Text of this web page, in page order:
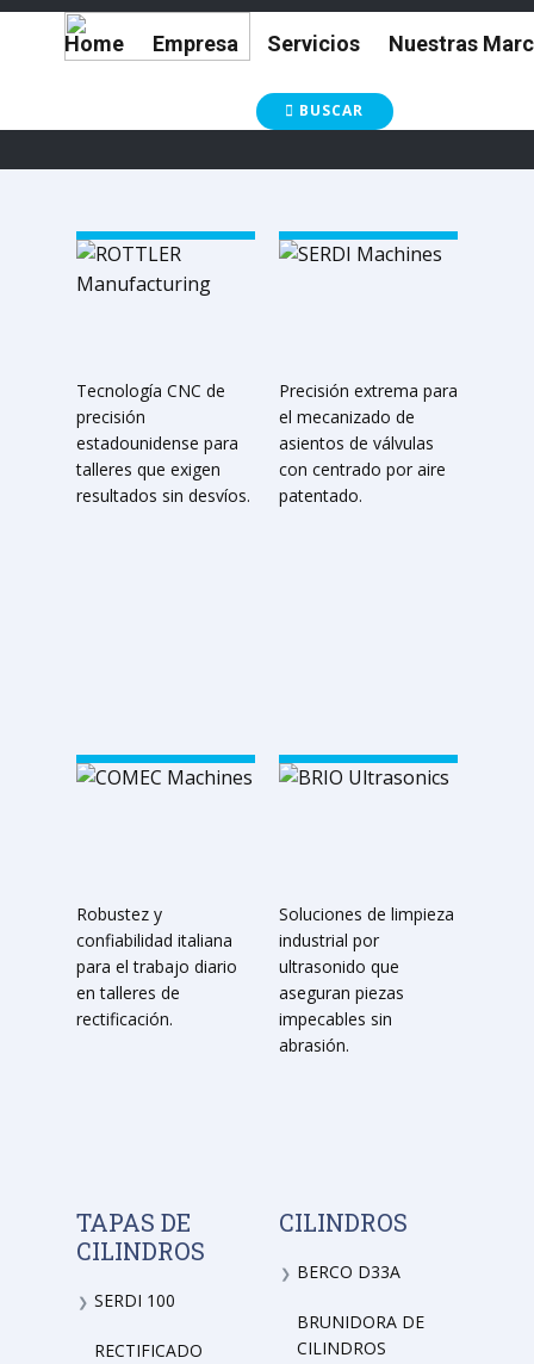
Home Empresa Servicios Nuestras
BUSCAR
Tecnología CNC de
precisión
estadounidense para
talleres que exigen
resultados sin desvíos.
Precisión extrema para
el mecanizado de
asientos de válvulas
con centrado por aire
patentado.
Robustez y
confiabilidad italiana
para el trabajo diario
en talleres de
rectificación.
Soluciones de limpieza
industrial por
ultrasonido que
aseguran piezas
impecables sin
abrasión.
TAPAS DE
CILINDROS
❯ SERDI 100
RECTIFICADO
CILINDROS
❯ BERCO D33A
BRUNIDORA DE
CILINDROS